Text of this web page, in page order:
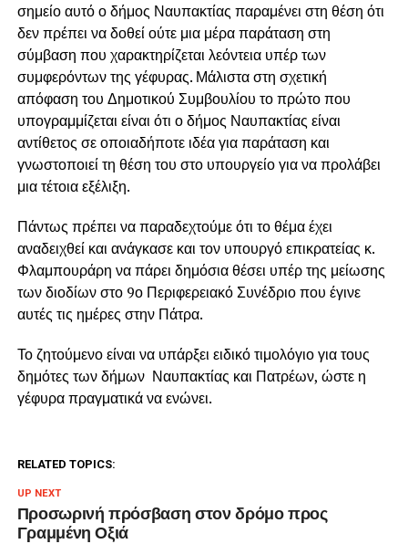
σημείο αυτό ο δήμος Ναυπακτίας παραμένει στη θέση ότι
δεν πρέπει να δοθεί ούτε μια μέρα παράταση στη
σύμβαση που χαρακτηρίζεται λεόντεια υπέρ των
συμφερόντων της γέφυρας. Μάλιστα στη σχετική
απόφαση του Δημοτικού Συμβουλίου το πρώτο που
υπογραμμίζεται είναι ότι ο δήμος Ναυπακτίας είναι
αντίθετος σε οποιαδήποτε ιδέα για παράταση και
γνωστοποιεί τη θέση του στο υπουργείο για να προλάβει
μια τέτοια εξέλιξη.
Πάντως πρέπει να παραδεχτούμε ότι το θέμα έχει
αναδειχθεί και ανάγκασε και τον υπουργό επικρατείας κ.
Φλαμπουράρη να πάρει δημόσια θέσει υπέρ της μείωσης
των διοδίων στο 9ο Περιφερειακό Συνέδριο που έγινε
αυτές τις ημέρες στην Πάτρα.
Το ζητούμενο είναι να υπάρξει ειδικό τιμολόγιο για τους
δημότες των δήμων Ναυπακτίας και Πατρέων, ώστε η
γέφυρα πραγματικά να ενώνει.
RELATED TOPICS:
UP NEXT
Προσωρινή πρόσβαση στον δρόμο προς
Γραμμένη Οξιά